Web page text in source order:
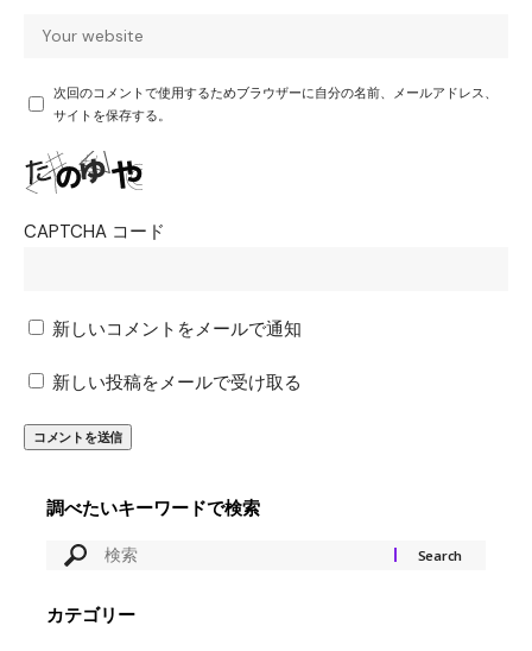
次回のコメントで使用するためブラウザーに自分の名前、メールアドレス、
サイトを保存する。
CAPTCHA コード
新しいコメントをメールで通知
新しい投稿をメールで受け取る
調べたいキーワードで検索
カテゴリー